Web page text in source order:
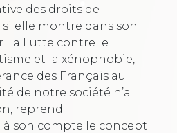
des droits de
si elle montre dans son
La Lutte contre le
et la xénophobie,
des Français au
de notre société n’a
reprend
son compte le concept